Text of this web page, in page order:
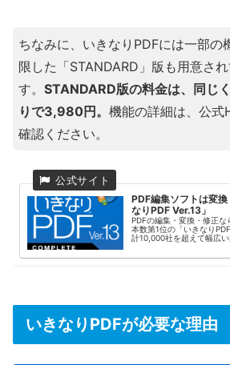
ちなみに、いきなりPDFには一部の
限した「STANDARD」版も用意され
す。 STANDARD版の料金は、同じ
りで3,980円。 機能の詳細は、公式
確認ください。
PDF編集ソフトは変
なりPDF Ver.13」
PDFの編集・変換・修正
本数第1位の「いきなり
計10,000社を超えて幅広い
いきなりPDFが必要な理由